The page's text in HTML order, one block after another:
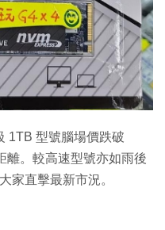
1TB 型號腦場價跌破
離。較高速型號亦如雨後
家直擊最新市況。